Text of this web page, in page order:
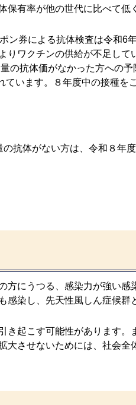
保有率が他の世代に比べて低
ン券による抗体検査は令和6
りワクチンの供給が不足して
の抗体価がなかった方への予
ています。８年度中の接種を
抗体がない方は、令和８年度
にうつる、感染力が強い感
感染し、先天性風しん症候群
起こす可能性があります。
大させないためには、社会全